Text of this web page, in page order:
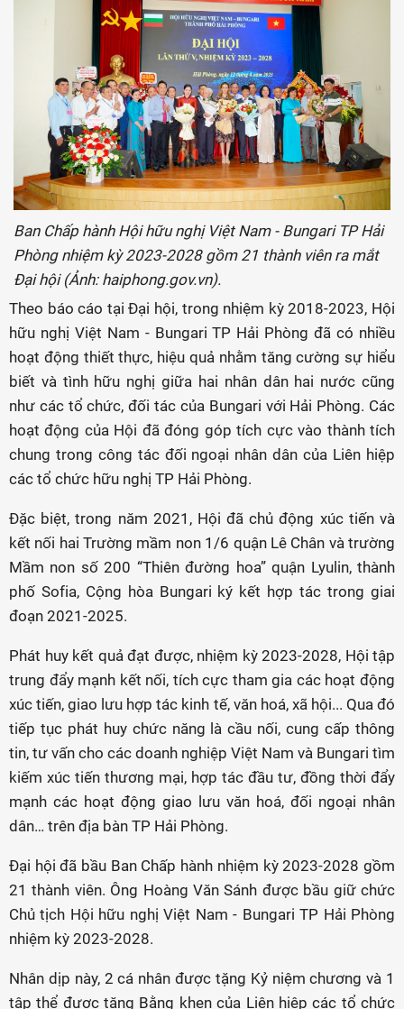
Ban Chấp hành Hội hữu nghị Việt Nam - Bungari TP Hải
Phòng nhiệm kỳ 2023-2028 gồm 21 thành viên ra mắt
Đại hội (Ảnh: haiphong.gov.vn).
Theo báo cáo tại Đại hội, trong nhiệm kỳ 2018-2023, Hội
hữu nghị Việt Nam - Bungari TP Hải Phòng đã có nhiều
hoạt động thiết thực, hiệu quả nhằm tăng cường sự hiểu
biết và tình hữu nghị giữa hai nhân dân hai nước cũng
như các tổ chức, đối tác của Bungari với Hải Phòng. Các
hoạt động của Hội đã đóng góp tích cực vào thành tích
chung trong công tác đối ngoại nhân dân của Liên hiệp
các tổ chức hữu nghị TP Hải Phòng.
Đặc biệt, trong năm 2021, Hội đã chủ động xúc tiến và
kết nối hai Trường mầm non 1/6 quận Lê Chân và trường
Mầm non số 200 “Thiên đường hoa” quận Lyulin, thành
phố Sofia, Cộng hòa Bungari ký kết hợp tác trong giai
đoạn 2021-2025.
Phát huy kết quả đạt được, nhiệm kỳ 2023-2028, Hội tập
trung đẩy mạnh kết nối, tích cực tham gia các hoạt động
xúc tiến, giao lưu hợp tác kinh tế, văn hoá, xã hội... Qua đó
tiếp tục phát huy chức năng là cầu nối, cung cấp thông
tin, tư vấn cho các doanh nghiệp Việt Nam và Bungari tìm
kiếm xúc tiến thương mại, hợp tác đầu tư, đồng thời đẩy
mạnh các hoạt động giao lưu văn hoá, đối ngoại nhân
dân… trên địa bàn TP Hải Phòng.
Đại hội đã bầu Ban Chấp hành nhiệm kỳ 2023-2028 gồm
21 thành viên. Ông Hoàng Văn Sánh được bầu giữ chức
Chủ tịch Hội hữu nghị Việt Nam - Bungari TP Hải Phòng
nhiệm kỳ 2023-2028.
Nhân dịp này, 2 cá nhân được tặng Kỷ niệm chương và 1
tập thể được tặng Bằng khen của Liên hiệp các tổ chức